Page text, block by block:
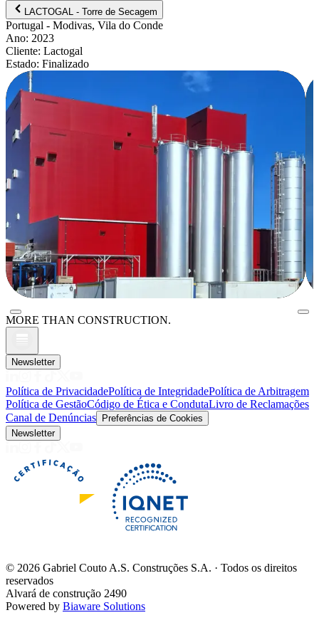
LACTOGAL - Torre de Secagem
Portugal - Modivas, Vila do Conde
Ano: 2023
Cliente: Lactogal
Estado: Finalizado
MORE THAN CONSTRUCTION.
Newsletter
Política de PrivacidadePolítica de IntegridadePolítica de Arbitragem
Política de GestãoCódigo de Ética e CondutaLivro de Reclamações
Canal de Denúncias
Preferências de Cookies
Newsletter
© 2026 Gabriel Couto A.S. Construções S.A. · Todos os direitos
reservados
Alvará de construção 2490
Powered by Biaware Solutions